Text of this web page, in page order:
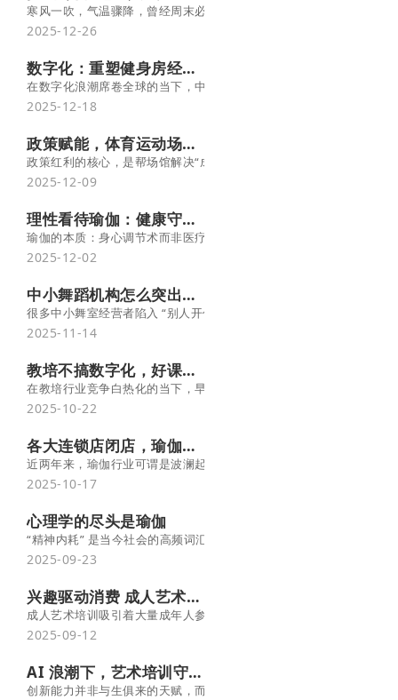
寒风一吹，气温骤降，曾经周末必约的爬山、户外慢跑，如今刚走到
2025-12-26
数字化：重塑健身房经营与客户体验的核心引擎
在数字化浪潮席卷全球的当下，中国互联网普及率已经达到 79.7%
2025-12-18
政策赋能，体育运动场馆的 3 大核心增长路径
政策红利的核心，是帮场馆解决“成本高、客源少、转型难”三大痛点
2025-12-09
理性看待瑜伽：健康守护而非医疗手段
瑜伽的本质：身心调节术而非医疗手段
2025-12-02
中小舞蹈机构怎么突出优势？
很多中小舞室经营者陷入 “别人开什么课我就开什么” 的误区，最终
2025-11-14
教培不搞数字化，好课也难被青睐！
在教培行业竞争白热化的当下，早已告别“酒香不怕巷子深”的时代，
2025-10-22
各大连锁店闭店，瑜伽业是否迎来真寒冬？
近两年来，瑜伽行业可谓是波澜起伏，已经有不少连锁店闭店。比如
2025-10-17
心理学的尽头是瑜伽
“精神内耗” 是当今社会的高频词汇，你是否也曾对着心理学名词剖
2025-09-23
兴趣驱动消费 成人艺术培训市场潜力凸显
成人艺术培训吸引着大量成年人参与，他们或为兴趣，或为提升修
2025-09-12
AI 浪潮下，艺术培训守护人类创意
创新能力并非与生俱来的天赋，而是需要悉心培育的幼苗。艺术教育